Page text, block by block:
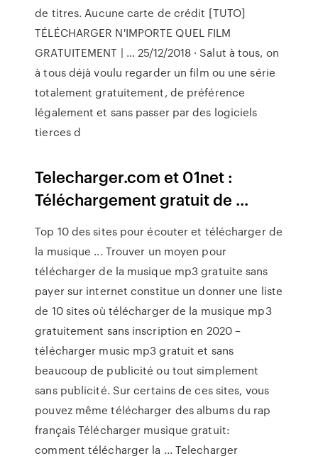
de titres. Aucune carte de crédit [TUTO]
TÉLÉCHARGER N'IMPORTE QUEL FILM
GRATUITEMENT | … 25/12/2018 · Salut à tous, on
à tous déjà voulu regarder un film ou une série
totalement gratuitement, de préférence
légalement et sans passer par des logiciels
tierces d
Telecharger.com et 01net :
Téléchargement gratuit de ...
Top 10 des sites pour écouter et télécharger de
la musique ... Trouver un moyen pour
télécharger de la musique mp3 gratuite sans
payer sur internet constitue un donner une liste
de 10 sites où télécharger de la musique mp3
gratuitement sans inscription en 2020 –
télécharger music mp3 gratuit et sans
beaucoup de publicité ou tout simplement
sans publicité. Sur certains de ces sites, vous
pouvez même télécharger des albums du rap
français Télécharger musique gratuit:
comment télécharger la ... Telecharger